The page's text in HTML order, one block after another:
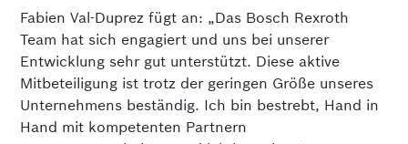
Fabien Val-Duprez fügt an: „Das Bosch Rexroth
Team hat sich engagiert und uns bei unserer
Entwicklung sehr gut unterstützt. Diese aktive
Mitbeteiligung ist trotz der geringen Größe unseres
Unternehmens beständig. Ich bin bestrebt, Hand in
Hand mit kompetenten Partnern